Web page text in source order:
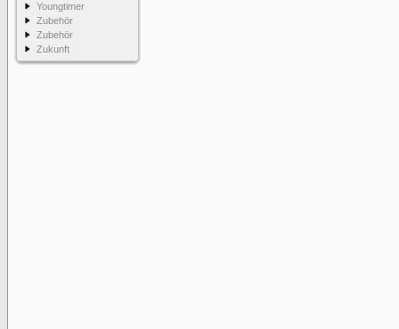
Youngtimer
Zubehör
Zubehör
Zukunft